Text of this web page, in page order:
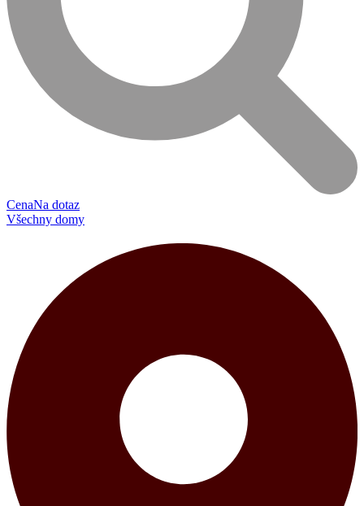
CenaNa dotaz
Všechny domy